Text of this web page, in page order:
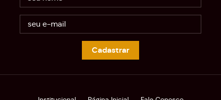
Cadastrar